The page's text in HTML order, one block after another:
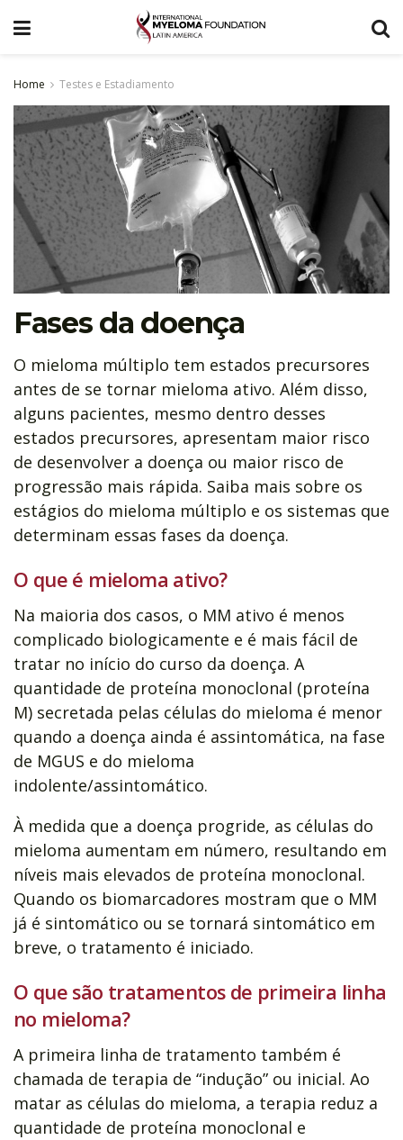
Home Testes e Estadiamento
Fases da doença
O mieloma múltiplo tem estados precursores
antes de se tornar mieloma ativo. Além disso,
alguns pacientes, mesmo dentro desses
estados precursores, apresentam maior risco
de desenvolver a doença ou maior risco de
progressão mais rápida. Saiba mais sobre os
estágios do mieloma múltiplo e os sistemas que
determinam essas fases da doença.
O que é mieloma ativo?
Na maioria dos casos, o MM ativo é menos
complicado biologicamente e é mais fácil de
tratar no início do curso da doença. A
quantidade de proteína monoclonal (proteína
M) secretada pelas células do mieloma é menor
quando a doença ainda é assintomática, na fase
de MGUS e do mieloma
indolente/assintomático.
À medida que a doença progride, as células do
mieloma aumentam em número, resultando em
níveis mais elevados de proteína monoclonal.
Quando os biomarcadores mostram que o MM
já é sintomático ou se tornará sintomático em
breve, o tratamento é iniciado.
O que são tratamentos de primeira linha
no mieloma?
A primeira linha de tratamento também é
chamada de terapia de “indução” ou inicial. Ao
matar as células do mieloma, a terapia reduz a
quantidade de proteína monoclonal e